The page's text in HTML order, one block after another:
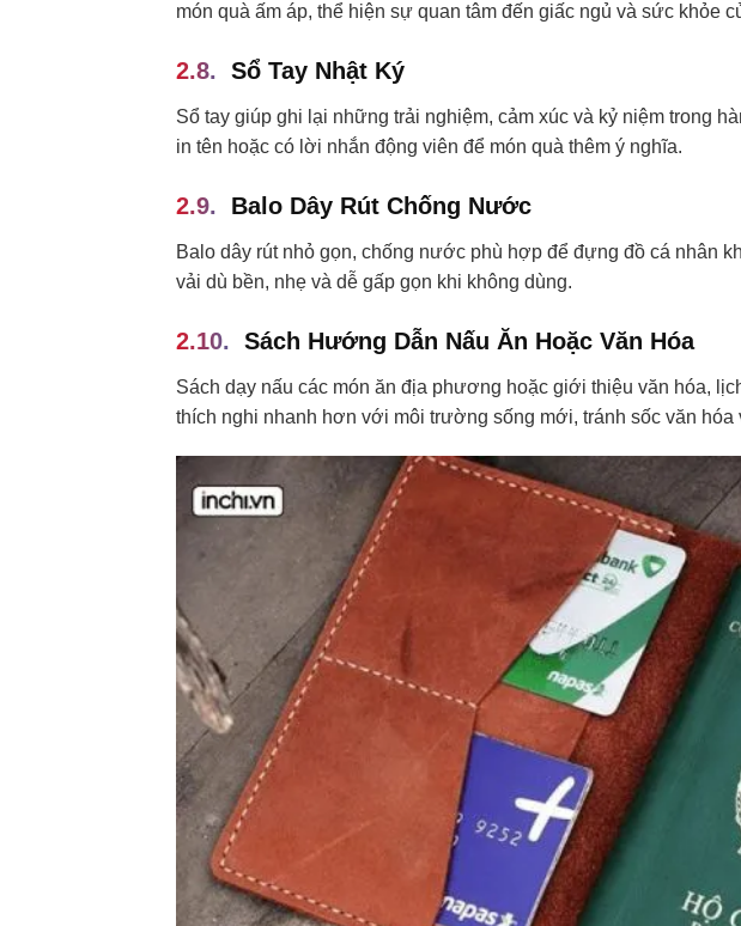
món quà ấm áp, thể hiện sự quan tâm đến giấc ngủ và sức khỏe
Sổ Tay Nhật Ký
Sổ tay giúp ghi lại những trải nghiệm, cảm xúc và kỷ niệm trong
in tên hoặc có lời nhắn động viên để món quà thêm ý nghĩa.
Balo Dây Rút Chống Nước
Balo dây rút nhỏ gọn, chống nước phù hợp để đựng đồ cá nhân
vải dù bền, nhẹ và dễ gấp gọn khi không dùng.
Sách Hướng Dẫn Nấu Ăn Hoặc Văn Hóa
Sách dạy nấu các món ăn địa phương hoặc giới thiệu văn hóa,
thích nghi nhanh hơn với môi trường sống mới, tránh sốc văn